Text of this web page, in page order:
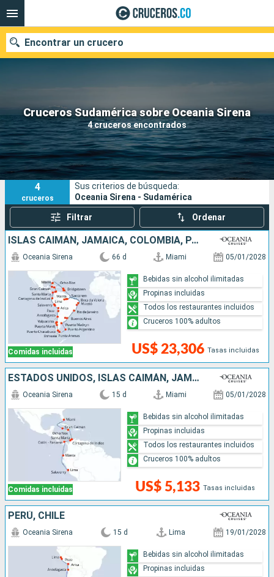
Cruceros Sudamérica sobre Oceania Sirena
4 cruceros encontrados
Encontrar un crucero
Fecha de salida
Buscar
4
cruceros
Sus criterios de búsqueda:
Oceania Sirena - Sudamérica
Filtrar Ordenar
ISLAS CAIMÁN, JAMAICA, COLOMBIA, PANAMÁ, ECUADOR, PERÚ, CHILE, ARGENTINA, ISLAS MALVINAS, URUGUAY, BRASIL, BARBADOS, SAN VINCENT Y LAS GRANADINAS, ESTADOS UNIDOS
Comidas incluidas
Oceania Sirena 66 d Miami 05/01/2028
US$ 23,306 Tasas incluidas
Bebidas sin alcohol ilimitadas
Propinas incluidas
Todos los restaurantes incluidos
Cruceros 100% adultos
ESTADOS UNIDOS, ISLAS CAIMÁN, JAMAICA, COLOMBIA, PANAMÁ, ECUADOR, PERÚ
Comidas incluidas
Oceania Sirena 15 d Miami 05/01/2028
US$ 5,133 Tasas incluidas
Bebidas sin alcohol ilimitadas
Propinas incluidas
Todos los restaurantes incluidos
Cruceros 100% adultos
PERÚ, CHILE
Oceania Sirena 15 d Lima 19/01/2028
Bebidas sin alcohol ilimitadas
Propinas incluidas